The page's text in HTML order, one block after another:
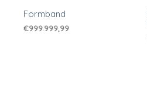
Formband
€999.999,99